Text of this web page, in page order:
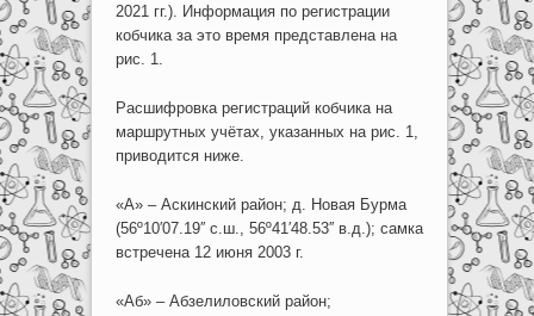
2021 гг.). Информация по регистрации
кобчика за это время представлена на
рис. 1.
Расшифровка регистраций кобчика на
маршрутных учётах, указанных на рис. 1,
приводится ниже.
«А» – Аскинский район; д. Новая Бурма
(56º10′07.19′′ с.ш., 56º41′48.53′′ в.д.); самка
встречена 12 июня 2003 г.
«Аб» – Абзелиловский район;